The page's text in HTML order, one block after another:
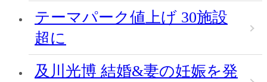
テーマパーク値上げ 30施設
超に
及川光博 結婚&妻の妊娠を発